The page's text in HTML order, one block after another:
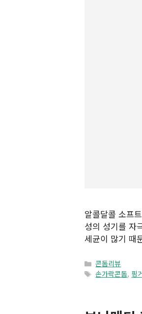
알콜달콜 소프
성의 성기를 자
세균이 많기 때
Categories
콘돔리뷰
Tags
손가락콘돔, 핑